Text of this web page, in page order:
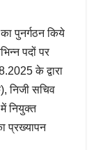
का पुनर्गठन किये
पदों पर
के द्वारा
निजी सचिव
नियुक्त
प्रख्यापन